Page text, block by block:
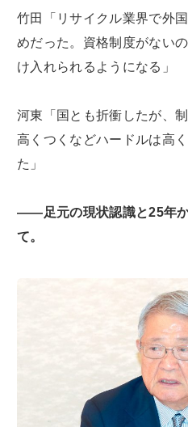
竹田「リサイクル業界で外
めだった。資格制度がない
け入れられるようになる」
河東「国とも折衝したが、
高くつくなどハードルは高
た」
――足元の現状認識と25年
て。